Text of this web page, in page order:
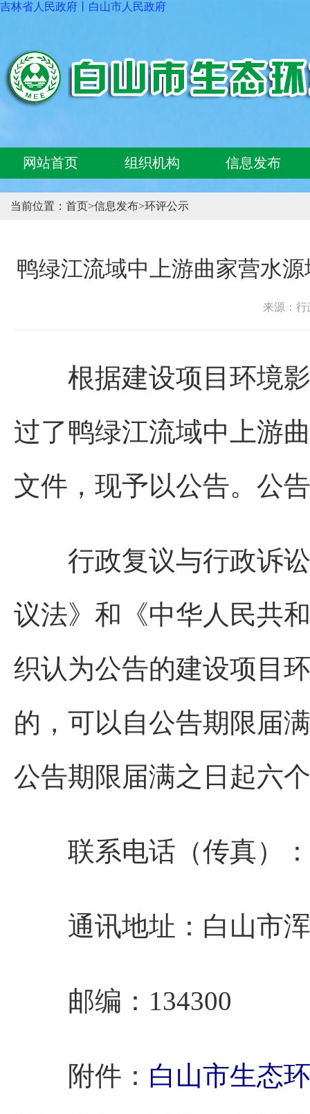
吉林省人民政府 白山市人民政府
网站首页 组织机构 信息发布
当前位置： 首页>信息发布>环评公示
鸭绿江流域中上游曲家营水
来源：行
根据建设项目环境影
过了鸭绿江流域中上游
文件，现予以公告。公
行政复议与行政诉讼
议法》和《中华人民共
织认为公告的建设项目
的，可以自公告期限届
公告期限届满之日起六
联系电话（传真）：
通讯地址：白山市浑
邮编：134300
附件： 白山市生态